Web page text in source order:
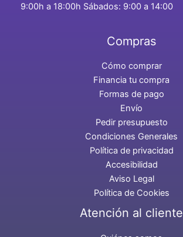
9:00h a 18:00h Sábados: 9:00 a 14:00
Compras
Cómo comprar
Financia tu compra
Formas de pago
Envío
Pedir presupuesto
Condiciones Generales
Política de privacidad
Accesibilidad
Aviso Legal
Política de Cookies
Atención al cliente